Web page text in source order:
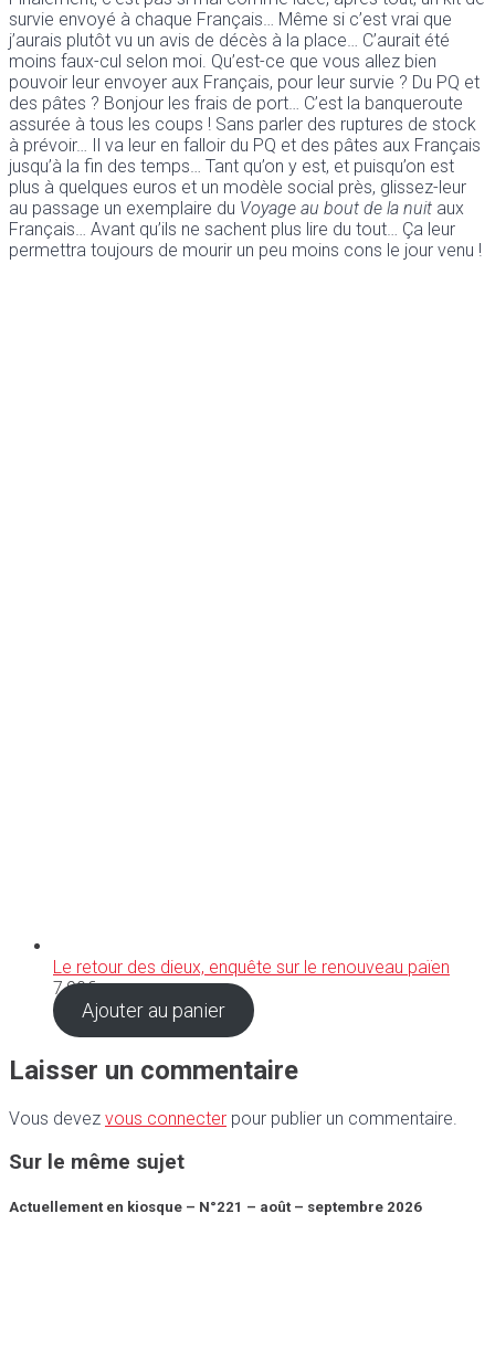
survie envoyé à chaque Français… Même si c’est vrai que
j’aurais plutôt vu un avis de décès à la place… C’aurait été
moins faux-cul selon moi. Qu’est-ce que vous allez bien
pouvoir leur envoyer aux Français, pour leur survie ? Du PQ et
des pâtes ? Bonjour les frais de port… C’est la banqueroute
assurée à tous les coups ! Sans parler des ruptures de stock
à prévoir… Il va leur en falloir du PQ et des pâtes aux Français
jusqu’à la fin des temps… Tant qu’on y est, et puisqu’on est
plus à quelques euros et un modèle social près, glissez-leur
au passage un exemplaire du Voyage au bout de la nuit aux
Français… Avant qu’ils ne sachent plus lire du tout… Ça leur
permettra toujours de mourir un peu moins cons le jour venu !
Le retour des dieux, enquête sur le renouveau païen
7,90€
Ajouter au panier
Laisser un commentaire
Vous devez vous connecter pour publier un commentaire.
Sur le même sujet
Actuellement en kiosque – N°221 – août – septembre 2026